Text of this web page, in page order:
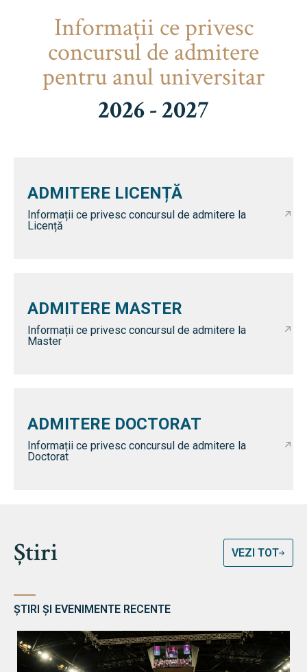
Informaţii ce privesc
concursul de admitere
pentru anul universitar
2026 - 2027
ADMITERE LICENȚĂ
Informații ce privesc concursul de admitere la
Licență
ADMITERE MASTER
Informații ce privesc concursul de admitere la
Master
ADMITERE DOCTORAT
Informații ce privesc concursul de admitere la
Doctorat
Știri VEZI TOT
ȘTIRI ȘI EVENIMENTE RECENTE